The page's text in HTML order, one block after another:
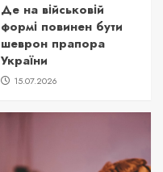
Де на військовій
формі повинен бути
шеврон прапора
України
15.07.2026